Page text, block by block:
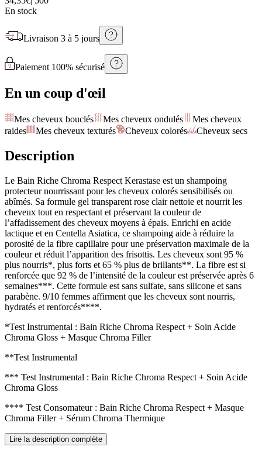
En stock
Livraison 3 à 5 jours
Paiement 100% sécurisé
En un coup d'œil
Mes cheveux bouclés Mes cheveux ondulés
Mes cheveux
raides
Mes cheveux texturés Cheveux colorés Cheveux secs
Description
Le Bain Riche Chroma Respect Kerastase est un shampoing
protecteur nourrissant pour les cheveux colorés sensibilisés ou
abîmés. Sa formule gel transparent rose clair nettoie et nourrit les
cheveux tout en respectant et préservant la couleur de
l’affadissement des cheveux moyens à épais. Enrichi en acide
lactique et en Centella Asiatica, ce shampoing aide à réduire la
porosité de la fibre capillaire pour une préservation maximale de la
couleur et réduit l’apparition des frisottis. Les cheveux sont 95 %
plus nourris*, plus forts et 65 % plus de brillants**. La fibre est si
renforcée que 92 % de l’intensité de la couleur est préservée après 6
semaines***. Cette formule est sans sulfate, sans silicone et sans
parabène. 9/10 femmes affirment que les cheveux sont nourris,
hydratés et renforcés****.
*Test Instrumental : Bain Riche Chroma Respect + Soin Acide
Chroma Gloss + Masque Chroma Filler
**Test Instrumental
*** Test Instrumental : Bain Riche Chroma Respect + Soin Acide
Chroma Gloss
**** Test Consomateur : Bain Riche Chroma Respect + Masque
Chroma Filler + Sérum Chroma Thermique
Lire la description complète